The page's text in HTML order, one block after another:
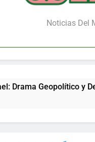
Noticias Del
Geopolítico y Desafíos